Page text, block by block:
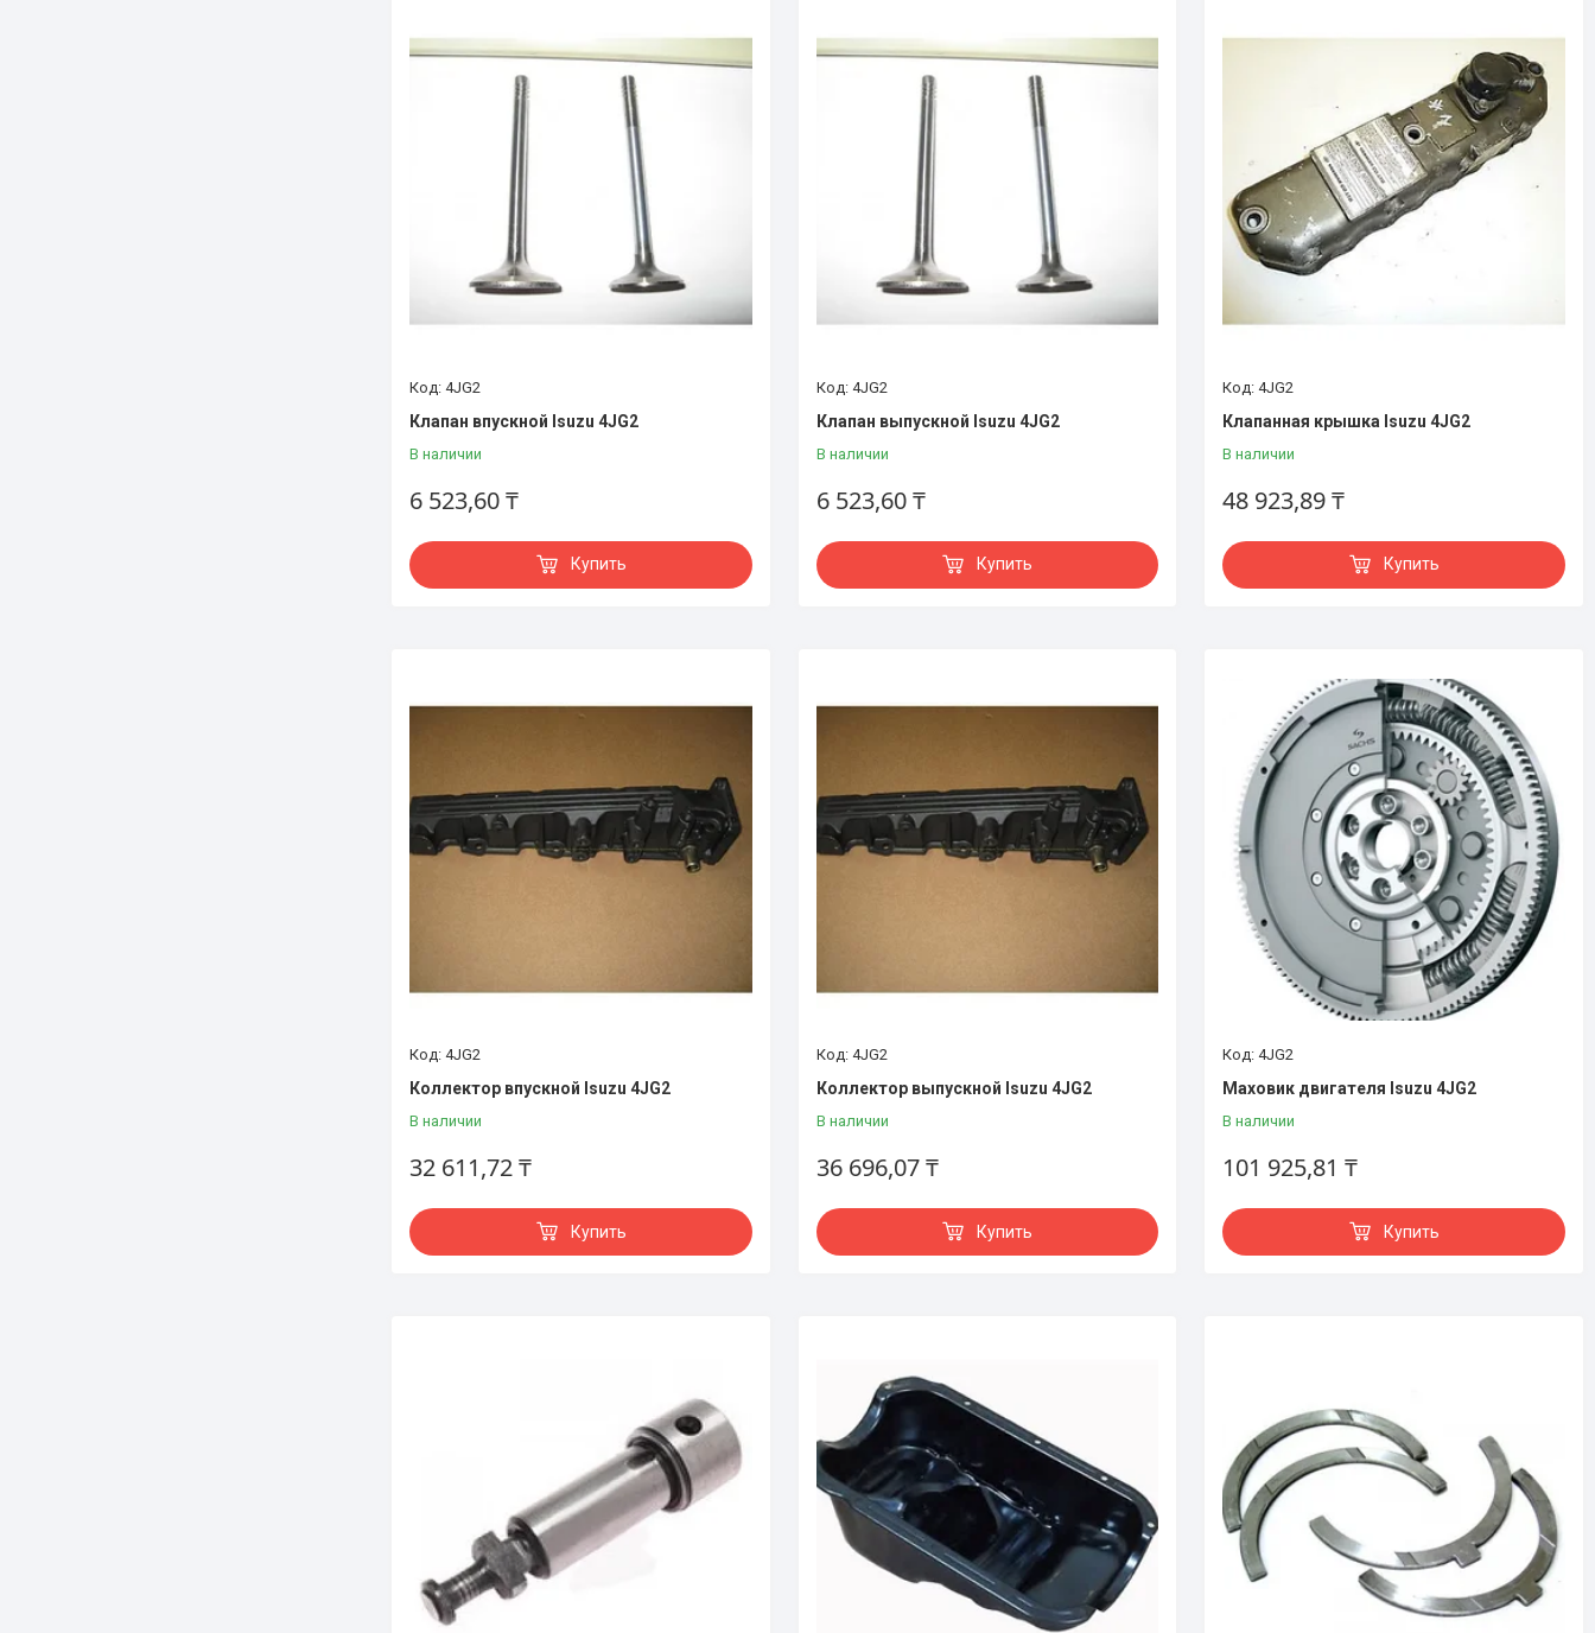
4JG2
Клапан впускной Isuzu 4JG2
В наличии
6 523,60 ₸
Купить
4JG2
Клапан выпускной Isuzu 4JG2
В наличии
6 523,60 ₸
Купить
4JG2
Клапанная крышка Isuzu 4JG2
В наличии
48 923,89 ₸
Купить
4JG2
Коллектор впускной Isuzu 4JG2
В наличии
32 611,72 ₸
Купить
4JG2
Коллектор выпускной Isuzu 4JG2
В наличии
36 696,07 ₸
Купить
4JG2
Маховик двигателя Isuzu 4JG2
В наличии
101 925,81 ₸
Купить